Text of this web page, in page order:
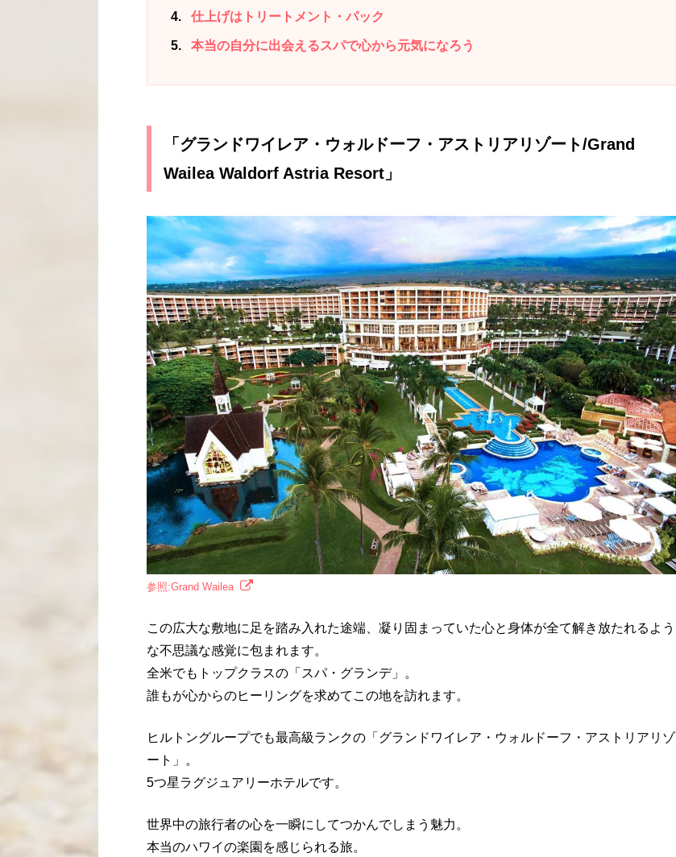
4 仕上げはトリートメント・パック
5 本当の自分に出会えるスパで心から元気になろう
「グランドワイレア・ウォルドーフ・アストリアリゾート/Grand
Wailea Waldorf Astria Resort」
参照:Grand Wailea
この広大な敷地に足を踏み入れた途端、凝り固まっていた心と身体が全て解き放たれるよう
な不思議な感覚に包まれます。
全米でもトップクラスの「スパ・グランデ」。
誰もが心からのヒーリングを求めてこの地を訪れます。
ヒルトングループでも最高級ランクの「グランドワイレア・ウォルドーフ・アストリアリゾ
ート」。
5つ星ラグジュアリーホテルです。
世界中の旅行者の心を一瞬にしてつかんでしまう魅力。
本当のハワイの楽園を感じられる旅。